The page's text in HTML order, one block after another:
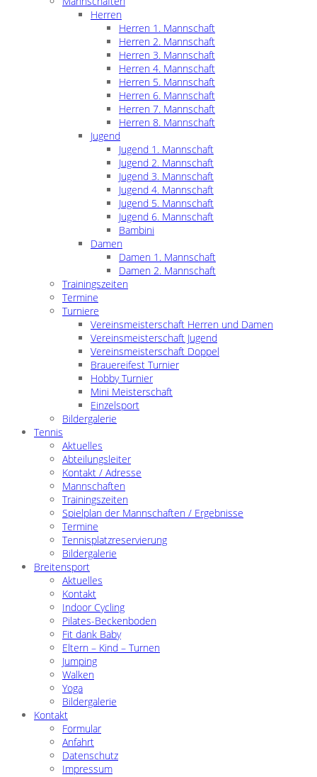
Herren
Herren 1. Mannschaft
Herren 2. Mannschaft
Herren 3. Mannschaft
Herren 4. Mannschaft
Herren 5. Mannschaft
Herren 6. Mannschaft
Herren 7. Mannschaft
Herren 8. Mannschaft
Jugend
Jugend 1. Mannschaft
Jugend 2. Mannschaft
Jugend 3. Mannschaft
Jugend 4. Mannschaft
Jugend 5. Mannschaft
Jugend 6. Mannschaft
Bambini
Damen
Damen 1. Mannschaft
Damen 2. Mannschaft
Trainingszeiten
Termine
Turniere
Vereinsmeisterschaft Herren und Damen
Vereinsmeisterschaft Jugend
Vereinsmeisterschaft Doppel
Brauereifest Turnier
Hobby Turnier
Mini Meisterschaft
Einzelsport
Bildergalerie
Tennis
Aktuelles
Abteilungsleiter
Kontakt / Adresse
Mannschaften
Trainingszeiten
Spielplan der Mannschaften / Ergebnisse
Termine
Tennisplatzreservierung
Bildergalerie
Breitensport
Aktuelles
Kontakt
Indoor Cycling
Pilates-Beckenboden
Fit dank Baby
Eltern – Kind – Turnen
Jumping
Walken
Yoga
Bildergalerie
Kontakt
Formular
Anfahrt
Datenschutz
Impressum